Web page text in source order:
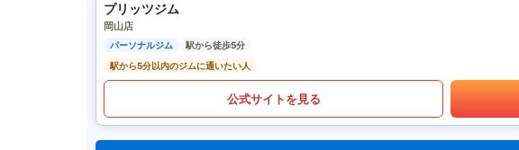
プリッツジム
岡山店
パーソナルジム
駅から徒歩5分
駅から5分以内のジムに通いたい人
公式サイトを見る